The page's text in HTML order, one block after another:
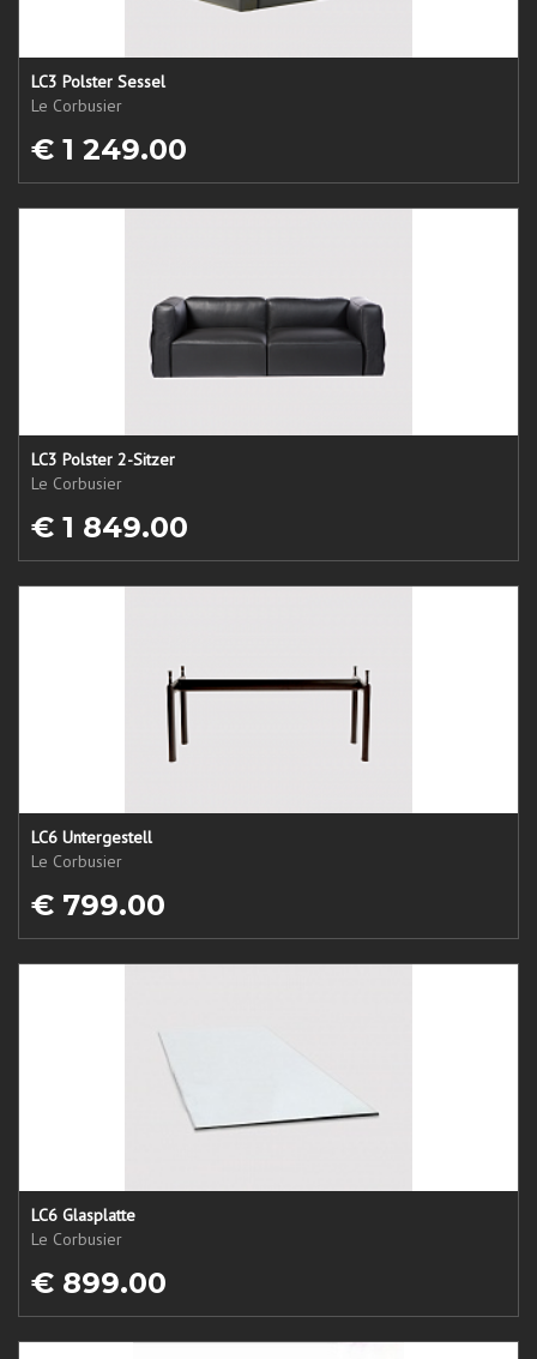
LC3 Polster Sessel
Le Corbusier
€ 1 249.00
LC3 Polster 2-Sitzer
Le Corbusier
€ 1 849.00
LC6 Untergestell
Le Corbusier
€ 799.00
LC6 Glasplatte
Le Corbusier
€ 899.00